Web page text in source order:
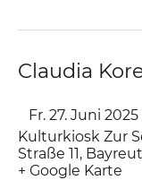
Claudia
Fr. 27. Juni
Kulturkiosk Zur
Straße 11
+ Google Karte